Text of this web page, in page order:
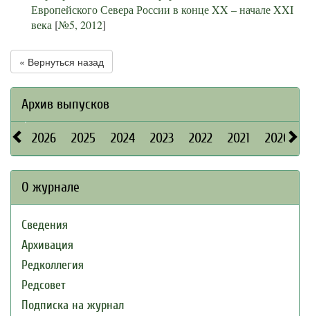
Европейского Севера России в конце XX – начале XXI
века [№5, 2012]
« Вернуться назад
Архив выпусков
2026 2025 2024 2023 2022 2021 2020
О журнале
Сведения
Архивация
Редколлегия
Редсовет
Подписка на журнал